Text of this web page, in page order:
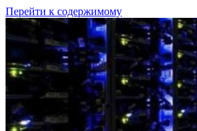
Перейти к содержимому